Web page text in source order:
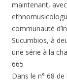
maintenant,
communauté
Sucumbios, à
une série à la
665
Dans le n° 68